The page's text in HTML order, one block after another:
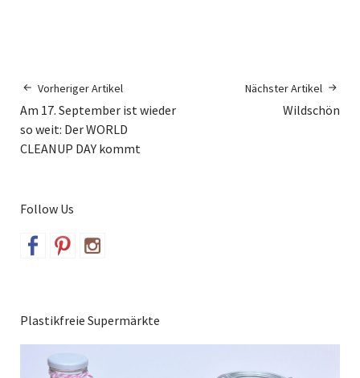
Vorheriger Artikel
Am 17. September ist wieder
so weit: Der WORLD
CLEANUP DAY kommt
Nächster Artikel
Wildschön
Follow Us
Plastikfreie Supermärkte